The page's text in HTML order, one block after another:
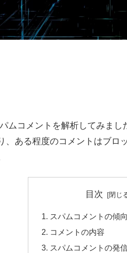
ムコメントを解析してみまし
、ある程度のコメントはブ
目次
スパムコメントの傾向
コメントの内容
スパムコメントの発